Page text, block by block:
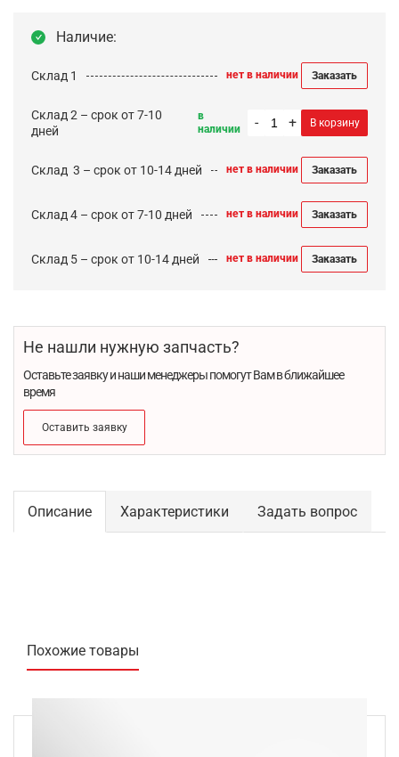
Наличие:
Склад 1 нет в наличии Заказать
Склад 2 – срок от 7-10
дней
в
наличии
- + В корзину
Cклад 3 – срок от 10-14 дней нет в наличии Заказать
Склад 4 – срок от 7-10 дней нет в наличии Заказать
Склад 5 – срок от 10-14 дней нет в наличии Заказать
Не нашли нужную запчасть?
Оставьте заявку и наши менеджеры помогут Вам в ближайшее
время
Оставить заявку
Описание Характеристики Задать вопрос
Похожие товары